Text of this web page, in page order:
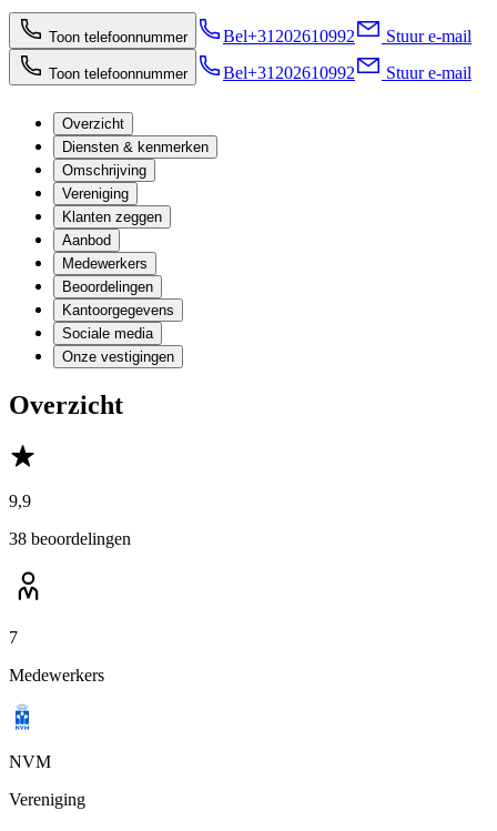
Toon telefoonnummer Bel+31202610992 Stuur e-mail
Toon telefoonnummer Bel+31202610992 Stuur e-mail
Overzicht
Diensten & kenmerken
Omschrijving
Vereniging
Klanten zeggen
Aanbod
Medewerkers
Beoordelingen
Kantoorgegevens
Sociale media
Onze vestigingen
Overzicht
9,9
38 beoordelingen
7
Medewerkers
NVM
Vereniging